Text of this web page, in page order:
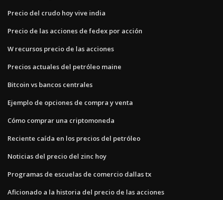
Precio del crudo hoy vive india
Precio de las acciones de fedex por acción
W recursos precio de las acciones
Precios actuales del petróleo maine
Bitcoin vs bancos centrales
Ejemplo de opciones de compra y venta
Cómo comprar una criptomoneda
Reciente caída en los precios del petróleo
Noticias del precio del zinc hoy
Programas de escuelas de comercio dallas tx
Aficionado a la historia del precio de las acciones